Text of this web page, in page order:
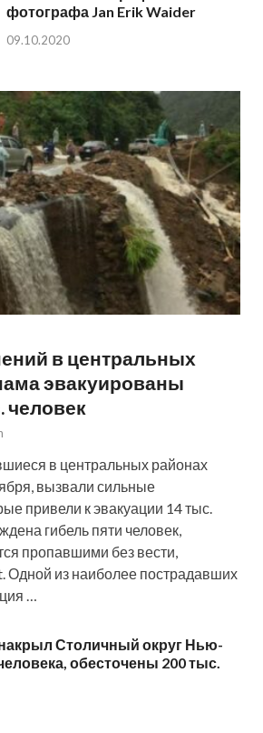
фотографа Jan Erik Waider
09.10.2020
в центральных
эвакуированы
человек
в центральных районах
вызвали сильные
привели к эвакуации 14 тыс.
гибель пяти человек,
пропавшими без вести,
Одной из наиболее пострадавших
…
Столичный округ Нью-
обесточены 200 тыс.